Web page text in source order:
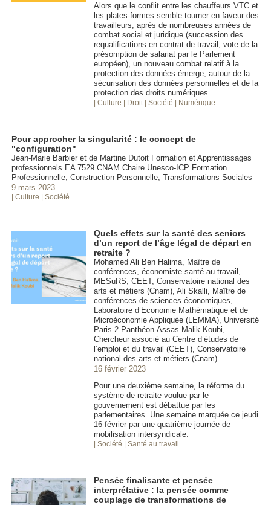
Alors que le conflit entre les chauffeurs VTC et
les plates-formes semble tourner en faveur des
travailleurs, après de nombreuses années de
combat social et juridique (succession des
requalifications en contrat de travail, vote de la
présomption de salariat par le Parlement
européen), un nouveau combat relatif à la
protection des données émerge, autour de la
sécurisation des données personnelles et de la
protection des droits numériques.
| Culture | Droit | Société | Numérique
Pour approcher la singularité : le concept de
"configuration"
Jean-Marie Barbier et de Martine Dutoit Formation et Apprentissages
professionnels EA 7529 CNAM Chaire Unesco-ICP Formation
Professionnelle, Construction Personnelle, Transformations Sociales
9 mars 2023
| Culture | Société
Quels effets sur la santé des seniors
d’un report de l’âge légal de départ en
retraite ?
Mohamed Ali Ben Halima, Maître de
conférences, économiste santé au travail,
MESuRS, CEET, Conservatoire national des
arts et métiers (Cnam), Ali Skalli, Maître de
conférences de sciences économiques,
Laboratoire d’Economie Mathématique et de
Microéconomie Appliquée (LEMMA), Université
Paris 2 Panthéon-Assas Malik Koubi,
Chercheur associé au Centre d’études de
l’emploi et du travail (CEET), Conservatoire
national des arts et métiers (Cnam)
16 février 2023
Pour une deuxième semaine, la réforme du
système de retraite voulue par le
gouvernement est débattue par les
parlementaires. Une semaine marquée ce jeudi
16 février par une quatrième journée de
mobilisation intersyndicale.
| Société | Santé au travail
Pensée finalisante et pensée
interprétative : la pensée comme
couplage de transformations de